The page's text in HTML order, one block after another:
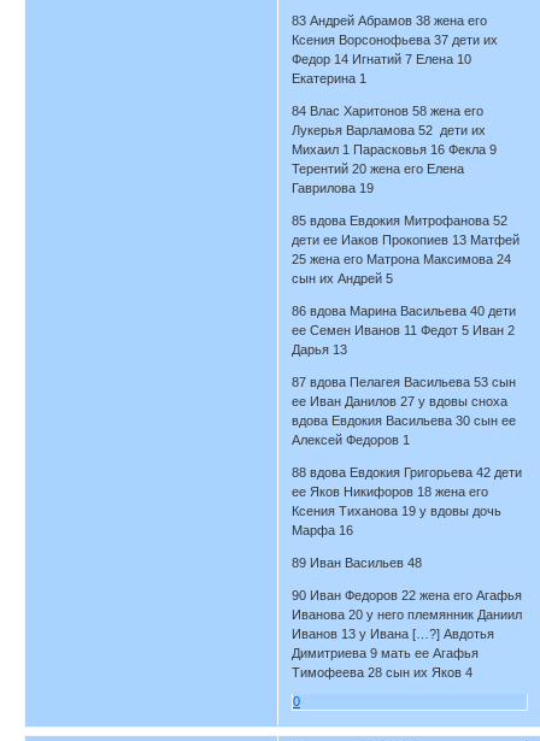
83 Андрей Абрамов 38 жена его
Ксения Ворсонофьева 37 дети их
Федор 14 Игнатий 7 Елена 10
Екатерина 1
84 Влас Харитонов 58 жена его
Лукерья Варламова 52 дети их
Михаил 1 Парасковья 16 Фекла 9
Терентий 20 жена его Елена
Гаврилова 19
85 вдова Евдокия Митрофанова 52
дети ее Иаков Прокопиев 13 Матфей
25 жена его Матрона Максимова 24
сын их Андрей 5
86 вдова Марина Васильева 40 дети
ее Семен Иванов 11 Федот 5 Иван 2
Дарья 13
87 вдова Пелагея Васильева 53 сын
ее Иван Данилов 27 у вдовы сноха
вдова Евдокия Васильева 30 сын ее
Алексей Федоров 1
88 вдова Евдокия Григорьева 42 дети
ее Яков Никифоров 18 жена его
Ксения Тиханова 19 у вдовы дочь
Марфа 16
89 Иван Васильев 48
90 Иван Федоров 22 жена его Агафья
Иванова 20 у него племянник Даниил
Иванов 13 у Ивана […?] Авдотья
Димитриева 9 мать ее Агафья
Тимофеева 28 сын их Яков 4
0